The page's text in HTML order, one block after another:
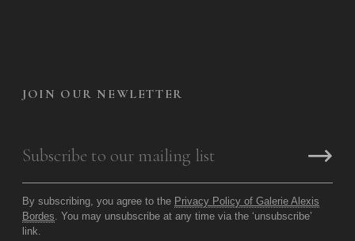
JOIN OUR NEWLETTER
By subscribing, you agree to the Privacy Policy of Galerie Alexis
Bordes. You may unsubscribe at any time via the ‘unsubscribe’
link.